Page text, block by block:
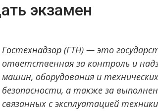
экзамен
Гостехнадзор (ГТН) — это
ответственная за контроль и
машин, оборудования и
безопасности, а также за
связанных с эксплуатацией